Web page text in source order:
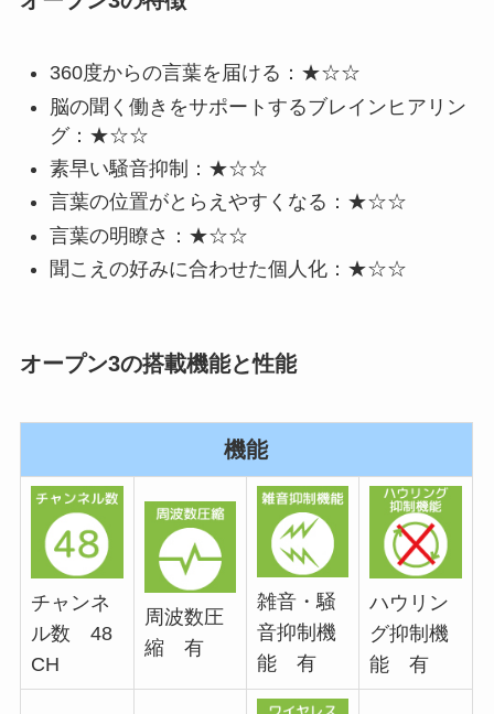
360度からの言葉を届ける：★☆☆
脳の聞く働きをサポートするブレインヒアリン
グ：★☆☆
素早い騒音抑制：★☆☆
言葉の位置がとらえやすくなる：★☆☆
言葉の明瞭さ：★☆☆
聞こえの好みに合わせた個人化：★☆☆
オープン3の搭載機能と性能
機能
チャンネ
ル数 48
CH
周波数圧
縮 有
雑音・騒
音抑制機
能 有
ハウリン
グ抑制機
能 有